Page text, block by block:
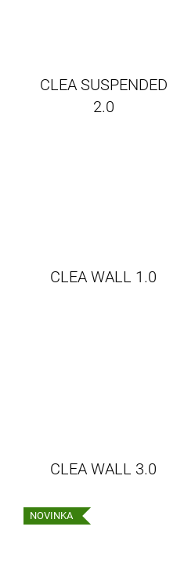
CLEA SUSPENDED
2.0
CLEA WALL 1.0
CLEA WALL 3.0
NOVINKA